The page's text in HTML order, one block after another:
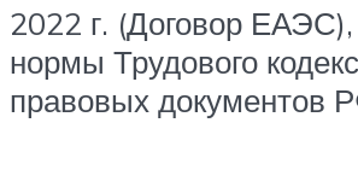
2022 г. (Договор
нормы Трудового
правовых документов